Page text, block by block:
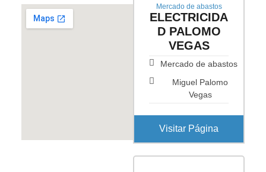
Mercado de abastos
ELECTRICIDA
D PALOMO
VEGAS
Mercado de abastos
Miguel Palomo
Vegas
Visitar Página